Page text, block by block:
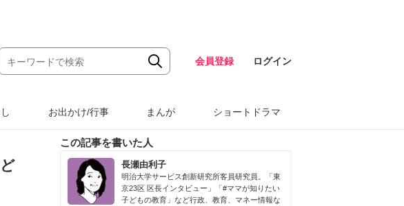
会員登録 ログイン
お出かけ/行事 まんが ショートドラマ
この記事を書いた人
長瀬由利子
明治大学サービス創新研究所客員研究員。「東
京23区 区長インタビュー」「#ママが知りたい
子どもの教育」など行政、教育、マネー情報な